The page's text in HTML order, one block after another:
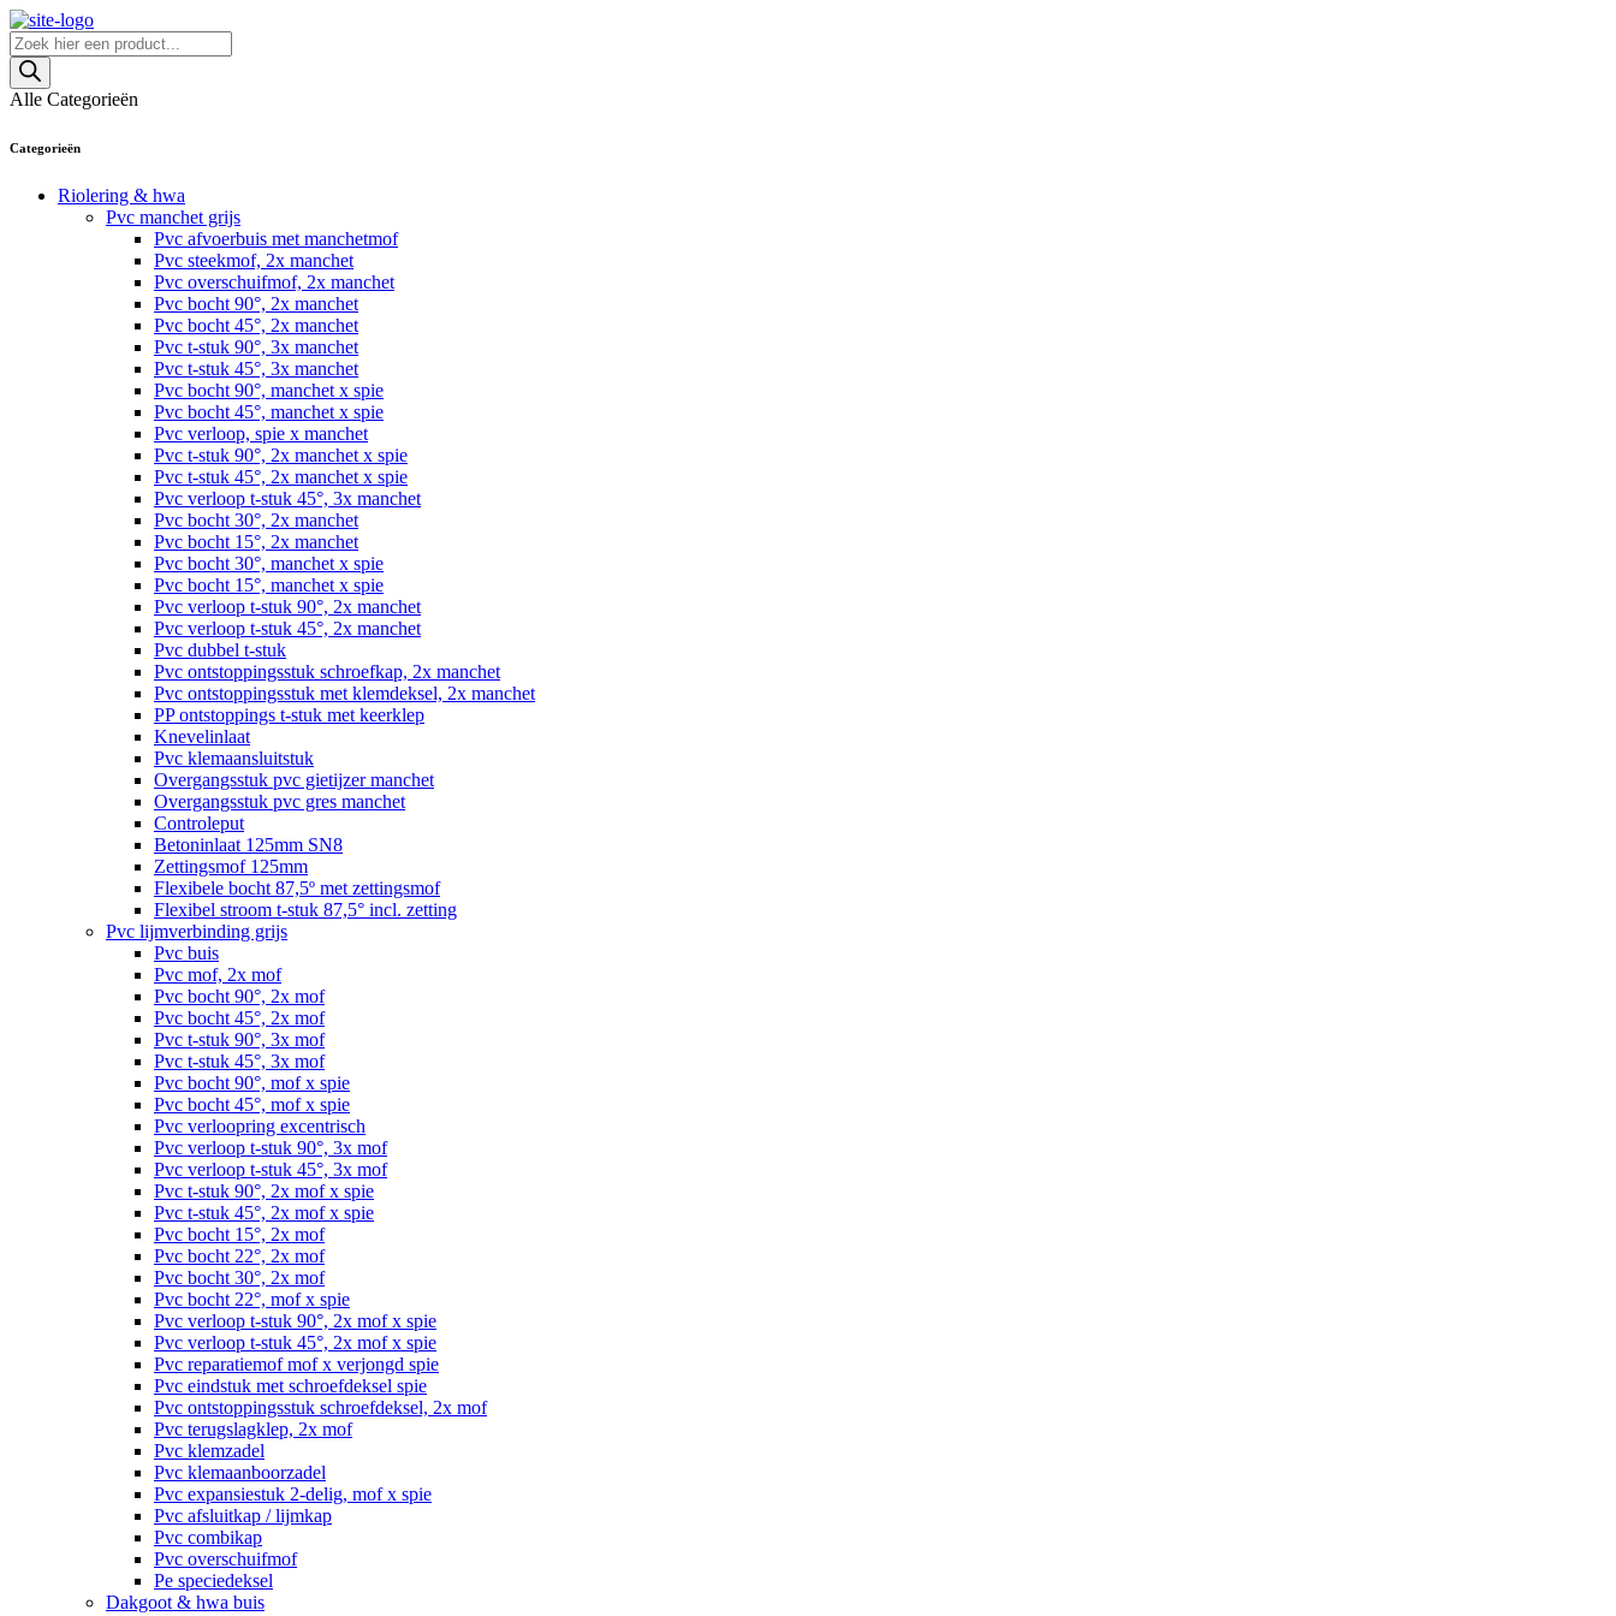
Skip
to
content
Producten
zoeken
Alle Categorieën
Categorieën
Riolering & hwa
Pvc manchet grijs
Pvc afvoerbuis met manchetmof
Pvc steekmof, 2x manchet
Pvc overschuifmof, 2x manchet
Pvc bocht 90°, 2x manchet
Pvc bocht 45°, 2x manchet
Pvc t-stuk 90°, 3x manchet
Pvc t-stuk 45°, 3x manchet
Pvc bocht 90°, manchet x spie
Pvc bocht 45°, manchet x spie
Pvc verloop, spie x manchet
Pvc t-stuk 90°, 2x manchet x spie
Pvc t-stuk 45°, 2x manchet x spie
Pvc verloop t-stuk 45°, 3x manchet
Pvc bocht 30°, 2x manchet
Pvc bocht 15°, 2x manchet
Pvc bocht 30°, manchet x spie
Pvc bocht 15°, manchet x spie
Pvc verloop t-stuk 90°, 2x manchet
Pvc verloop t-stuk 45°, 2x manchet
Pvc dubbel t-stuk
Pvc ontstoppingsstuk schroefkap, 2x manchet
Pvc ontstoppingsstuk met klemdeksel, 2x manchet
PP ontstoppings t-stuk met keerklep
Knevelinlaat
Pvc klemaansluitstuk
Overgangsstuk pvc gietijzer manchet
Overgangsstuk pvc gres manchet
Controleput
Betoninlaat 125mm SN8
Zettingsmof 125mm
Flexibele bocht 87,5º met zettingsmof
Flexibel stroom t-stuk 87,5° incl. zetting
Pvc lijmverbinding grijs
Pvc buis
Pvc mof, 2x mof
Pvc bocht 90°, 2x mof
Pvc bocht 45°, 2x mof
Pvc t-stuk 90°, 3x mof
Pvc t-stuk 45°, 3x mof
Pvc bocht 90°, mof x spie
Pvc bocht 45°, mof x spie
Pvc verloopring excentrisch
Pvc verloop t-stuk 90°, 3x mof
Pvc verloop t-stuk 45°, 3x mof
Pvc t-stuk 90°, 2x mof x spie
Pvc t-stuk 45°, 2x mof x spie
Pvc bocht 15°, 2x mof
Pvc bocht 22°, 2x mof
Pvc bocht 30°, 2x mof
Pvc bocht 22°, mof x spie
Pvc verloop t-stuk 90°, 2x mof x spie
Pvc verloop t-stuk 45°, 2x mof x spie
Pvc reparatiemof mof x verjongd spie
Pvc eindstuk met schroefdeksel spie
Pvc ontstoppingsstuk schroefdeksel, 2x mof
Pvc terugslagklep, 2x mof
Pvc klemzadel
Pvc klemaanboorzadel
Pvc expansiestuk 2-delig, mof x spie
Pvc afsluitkap / lijmkap
Pvc combikap
Pvc overschuifmof
Pe speciedeksel
Dakgoot & hwa buis